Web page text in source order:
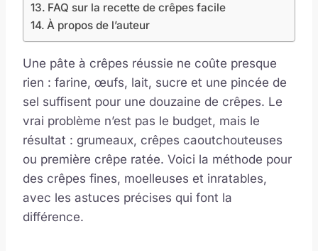
FAQ sur la recette de crêpes facile
À propos de l’auteur
Une pâte à crêpes réussie ne coûte presque
rien : farine, œufs, lait, sucre et une pincée de
sel suffisent pour une douzaine de crêpes. Le
vrai problème n’est pas le budget, mais le
résultat : grumeaux, crêpes caoutchouteuses
ou première crêpe ratée. Voici la méthode pour
des crêpes fines, moelleuses et inratables,
avec les astuces précises qui font la
différence.